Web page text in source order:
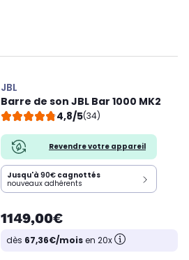
JBL
Barre de son JBL Bar 1000 MK2
4,8/5(34)
Revendre votre appareil
Jusqu'à 90€ cagnottés
nouveaux adhérents
1149,00€
dès 67,36€/moisen 20x